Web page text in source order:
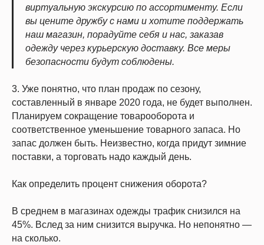
виртуальную экскурсию по ассортименту. Если
вы цените дружбу с нами и хотите поддержать
наш магазин, порадуйте себя и нас, заказав
одежду через курьерскую доставку. Все меры
безопасности будут соблюдены.
3. Уже понятно, что план продаж по сезону,
составленный в январе 2020 года, не будет выполнен.
Планируем сокращение товарооборота и
соответственное уменьшение товарного запаса. Но
запас должен быть. Неизвестно, когда придут зимние
поставки, а торговать надо каждый день.
Как определить процент снижения оборота?
В среднем в магазинах одежды трафик снизился на
45%. Вслед за ним снизится выручка. Но непонятно —
на сколько.